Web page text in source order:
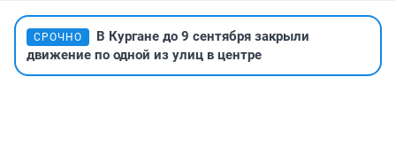
СРОЧНО
В Кургане до 9 сентября закрыли
движение по одной из улиц в центре